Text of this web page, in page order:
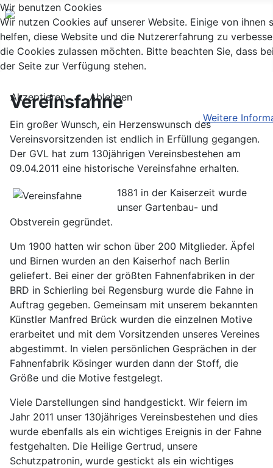
Vereinsfahne
Ein großer Wunsch, ein Herzenswunsch des
Vereinsvorsitzenden ist endlich in Erfüllung gegangen.
Der GVL hat zum 130jährigen Vereinsbestehen am
09.04.2011 eine historische Vereinsfahne erhalten.
1881 in der Kaiserzeit wurde
unser Gartenbau- und
Obstverein gegründet.
Um 1900 hatten wir schon über 200 Mitglieder. Äpfel
und Birnen wurden an den Kaiserhof nach Berlin
geliefert. Bei einer der größten Fahnenfabriken in der
BRD in Schierling bei Regensburg wurde die Fahne in
Auftrag gegeben. Gemeinsam mit unserem bekannten
Künstler Manfred Brück wurden die einzelnen Motive
erarbeitet und mit dem Vorsitzenden unseres Vereines
abgestimmt. In vielen persönlichen Gesprächen in der
Fahnenfabrik Kösinger wurden dann der Stoff, die
Größe und die Motive festgelegt.
Viele Darstellungen sind handgestickt. Wir feiern im
Jahr 2011 unser 130jähriges Vereinsbestehen und dies
wurde ebenfalls als ein wichtiges Ereignis in der Fahne
festgehalten. Die Heilige Gertrud, unsere
Schutzpatronin, wurde gestickt als ein wichtiges
Wir benutzen Cookies
Wir nutzen Cookies auf unserer Website. Einige von
helfen, diese Website und die Nutzererfahrung zu
die Cookies zulassen möchten. Bitte beachten Sie, dass
der Seite zur Verfügung stehen.
Akzeptieren
Ablehnen
Weitere